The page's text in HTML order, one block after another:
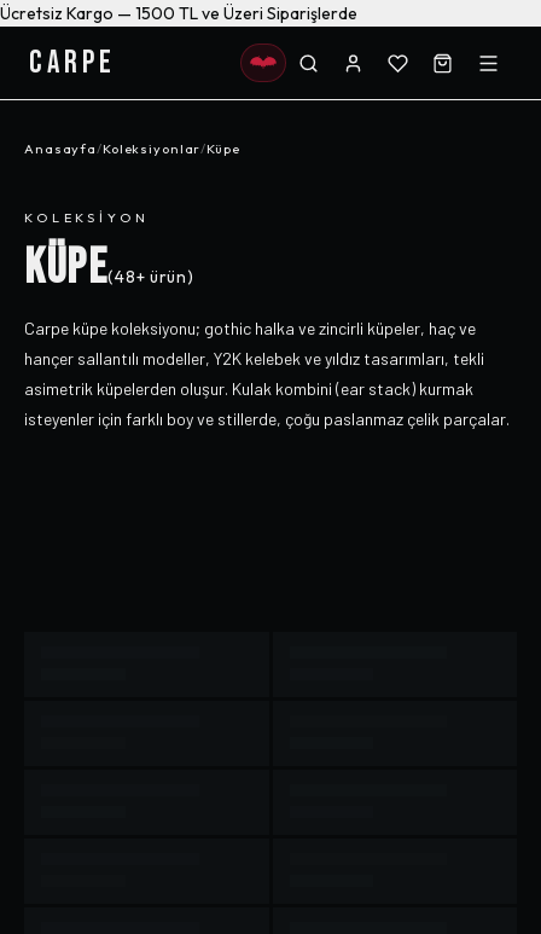
Ücretsiz Kargo — 1500 TL ve Üzeri Siparişlerde
CARPE
Anasayfa/Koleksiyonlar/Küpe
KOLEKSIYON
KÜPE(48+ ürün)
Carpe küpe koleksiyonu; gothic halka ve zincirli küpeler, haç ve
hançer sallantılı modeller, Y2K kelebek ve yıldız tasarımları, tekli
asimetrik küpelerden oluşur. Kulak kombini (ear stack) kurmak
isteyenler için farklı boy ve stillerde, çoğu paslanmaz çelik parçalar.